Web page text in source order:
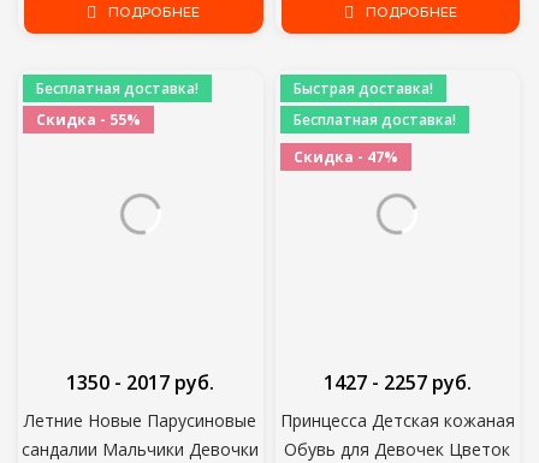
Противоскользящие
Размер 21-30
ПОДРОБНЕЕ
Toddler
ПОДРОБНЕЕ
Бесплатная доставка!
Скидка - 55%
Летние Новые Парусиновые
сандалии Мальчики Девочки
1350 - 2017 руб.
Быстрая доставка!
Бесплатная доставка!
Скидка - 47%
Принцесса Детская кожаная
Обувь для Девочек Цветок
1427 - 2257 руб.